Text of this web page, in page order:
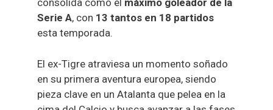
consolida como el máximo goleador de la
Serie A, con 13 tantos en 18 partidos
esta temporada.
El ex-Tigre atraviesa un momento soñado
en su primera aventura europea, siendo
pieza clave en un Atalanta que pelea en la